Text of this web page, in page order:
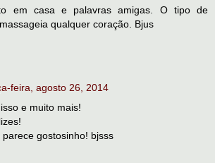
em casa e palavras amigas. O tipo de
qualquer coração. Bjus
feira, agosto 26, 2014
e muito mais!
parece gostosinho! bjsss